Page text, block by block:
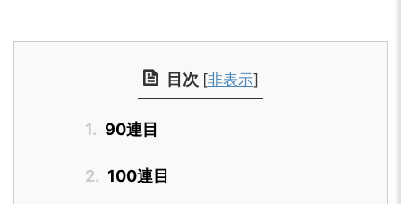
目次 [非表示]
1. 90連目
2. 100連目